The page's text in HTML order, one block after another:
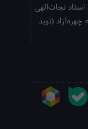
استاد نجات‌الهی
(نوید